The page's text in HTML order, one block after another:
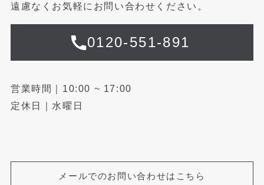
遠慮なくお気軽にお問い合わせください。
0120-551-891
営業時間｜10:00 ~ 17:00
定休日｜水曜日
メールでのお問い合わせはこちら